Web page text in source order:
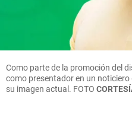
Como parte de la promoción del
como presentador en un
su imagen actual. FOTO